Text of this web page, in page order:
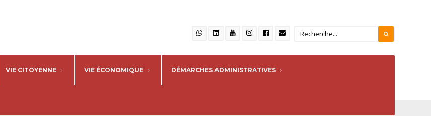
VIE CITOYENNE VIE ÉCONOMIQUE DÉMARCHES ADMINISTRATIVES